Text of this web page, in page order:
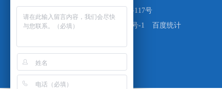
青岛市市北区山东路117号
备案号：
鲁ICP备19063926号-1 百度统计